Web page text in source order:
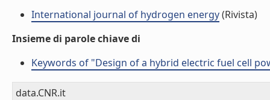
International journal of hydrogen energy(Rivista)
Insieme di parole chiave di
Keywords of "Design of a hybrid electric fuel cell
data.CNR.it